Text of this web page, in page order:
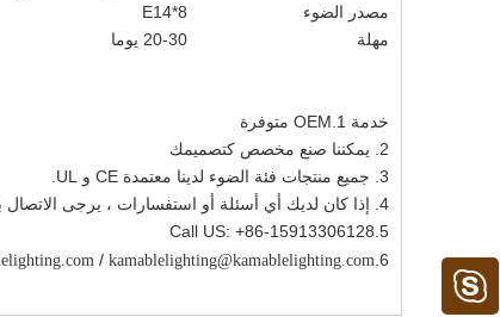
مصدر الضوء
E14*8
مهلة
20-30 يوما
خدمة 1.OEM متوفرة
2. يمكننا صنع مخصص كتصميمك
3. جميع منتجات فئة الضوء لدينا معتمدة CE و UL.
4. إذا كان لديك أي أسئلة أو استفسارات ، يرجى الاتصال بنا الآن.
5.Call US: +86-15913306128
6.Email US:
/ kamablelighting@kamablelighting.com